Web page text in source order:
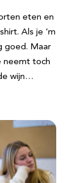
eten en
Als je ‘m
goed. Maar
neemt toch
wijn…